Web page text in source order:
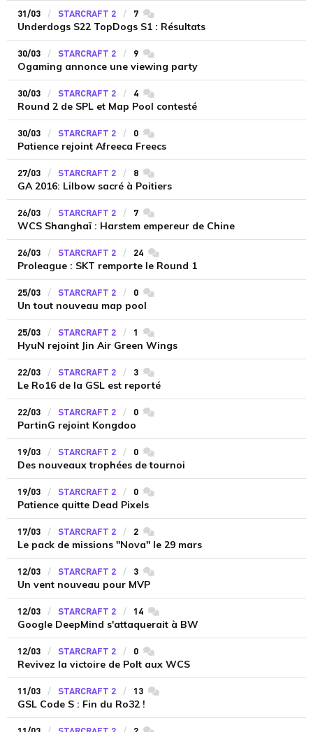
31/03 STARCRAFT 2 7 commentaires
Underdogs S22 TopDogs S1 : Résultats
30/03 STARCRAFT 2 9 commentaires
Ogaming annonce une viewing party
30/03 STARCRAFT 2 4 commentaires
Round 2 de SPL et Map Pool contesté
30/03 STARCRAFT 2 0 commentaires
Patience rejoint Afreeca Freecs
27/03 STARCRAFT 2 8 commentaires
GA 2016: Lilbow sacré à Poitiers
26/03 STARCRAFT 2 7 commentaires
WCS Shanghaï : Harstem empereur de Chine
26/03 STARCRAFT 2 24 commentaires
Proleague : SKT remporte le Round 1
25/03 STARCRAFT 2 0 commentaires
Un tout nouveau map pool
25/03 STARCRAFT 2 1 commentaires
HyuN rejoint Jin Air Green Wings
22/03 STARCRAFT 2 3 commentaires
Le Ro16 de la GSL est reporté
22/03 STARCRAFT 2 0 commentaires
PartinG rejoint Kongdoo
19/03 STARCRAFT 2 0 commentaires
Des nouveaux trophées de tournoi
19/03 STARCRAFT 2 0 commentaires
Patience quitte Dead Pixels
17/03 STARCRAFT 2 2 commentaires
Le pack de missions "Nova" le 29 mars
12/03 STARCRAFT 2 3 commentaires
Un vent nouveau pour MVP
12/03 STARCRAFT 2 14 commentaires
Google DeepMind s'attaquerait à BW
12/03 STARCRAFT 2 0 commentaires
Revivez la victoire de Polt aux WCS
11/03 STARCRAFT 2 13 commentaires
GSL Code S : Fin du Ro32 !